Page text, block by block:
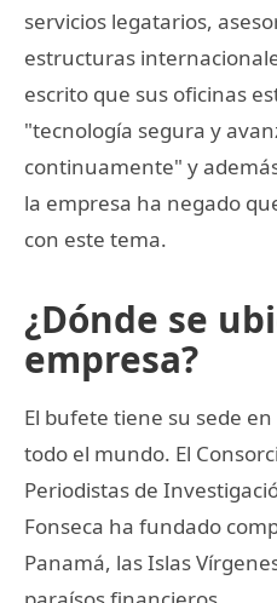
servicios legatarios,
estructuras
escrito que sus oficinas
"tecnología segura y
continuamente" y
la empresa ha negado
con este tema.
¿Dónde se
empresa?
El bufete tiene su sede
todo el mundo. El
Periodistas de
Fonseca ha fundado
Panamá, las Islas